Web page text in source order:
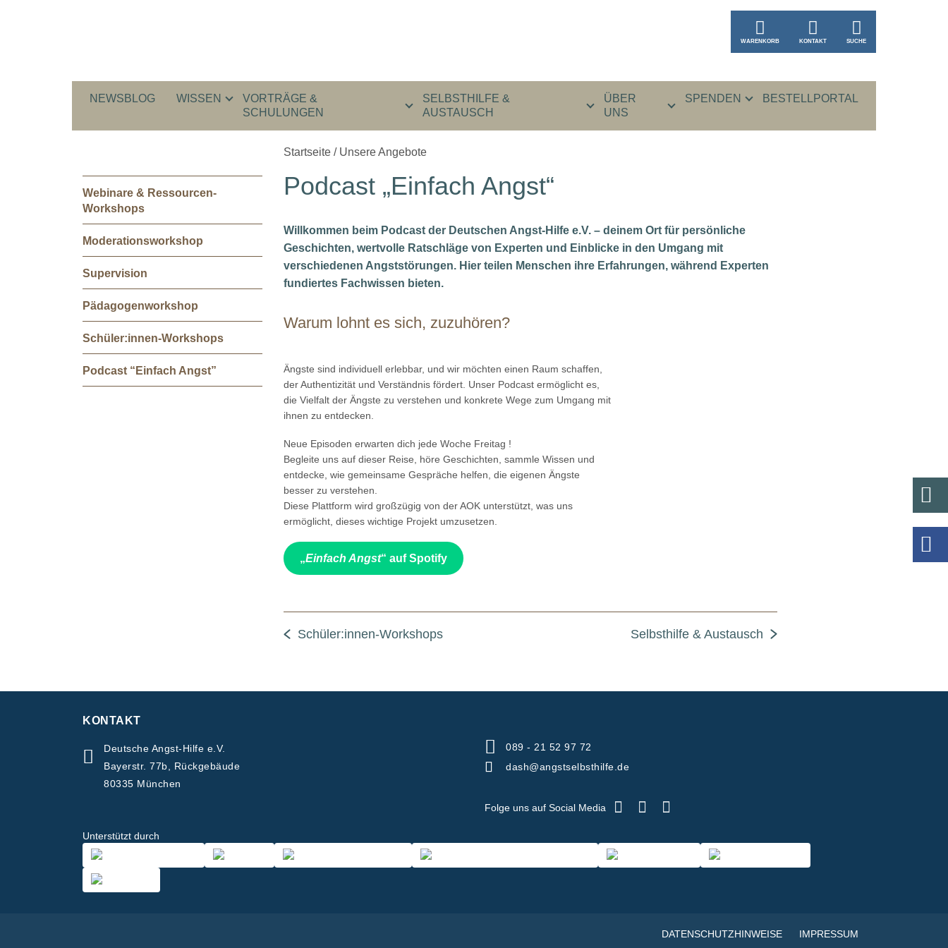
WARENKORB KONTAKT SUCHE
NEWSBLOG WISSEN
VORTRÄGE &
SCHULUNGEN
SELBSTHILFE &
AUSTAUSCH
ÜBER
UNS
SPENDEN BESTELLPORTAL
Startseite / Unsere Angebote
Podcast „Einfach Angst“
Willkommen beim Podcast der Deutschen Angst-Hilfe e.V. – deinem Ort für persönliche
Geschichten, wertvolle Ratschläge von Experten und Einblicke in den Umgang mit
verschiedenen Angststörungen. Hier teilen Menschen ihre Erfahrungen, während Experten
fundiertes Fachwissen bieten.
Warum lohnt es sich, zuzuhören?
Ängste sind individuell erlebbar, und wir möchten einen Raum schaffen,
der Authentizität und Verständnis fördert. Unser Podcast ermöglicht es,
die Vielfalt der Ängste zu verstehen und konkrete Wege zum Umgang mit
ihnen zu entdecken.
Neue Episoden erwarten dich jede Woche Freitag !
Begleite uns auf dieser Reise, höre Geschichten, sammle Wissen und
entdecke, wie gemeinsame Gespräche helfen, die eigenen Ängste
besser zu verstehen.
Diese Plattform wird großzügig von der AOK unterstützt, was uns
ermöglicht, dieses wichtige Projekt umzusetzen.
„Einfach Angst“ auf Spotify
Schüler:innen-Workshops Selbsthilfe & Austausch
Webinare & Ressourcen-
Workshops
Moderationsworkshop
Supervision
Pädagogenworkshop
Schüler:innen-Workshops
Podcast “Einfach Angst”
KONTAKT
Deutsche Angst-Hilfe e.V.
Bayerstr. 77b, Rückgebäude
80335 München
089 - 21 52 97 72
dash@angstselbsthilfe.de
Folge uns auf Social Media
Unterstützt durch
DATENSCHUTZHINWEISE IMPRESSUM